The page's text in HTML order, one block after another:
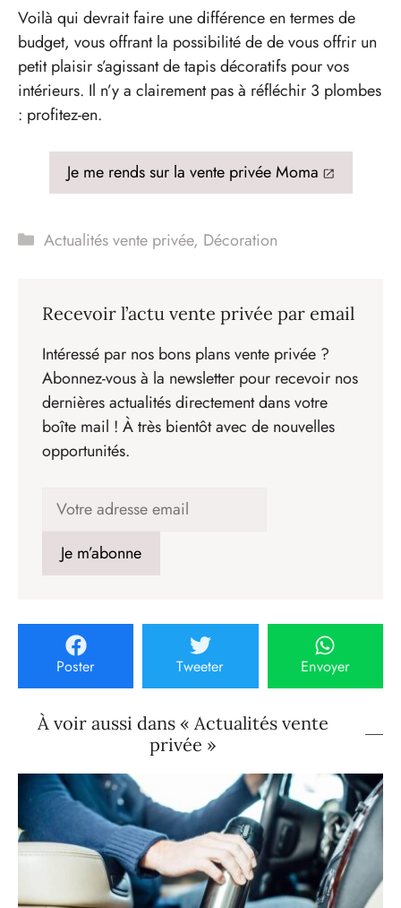
Voilà qui devrait faire une différence en termes de
budget, vous offrant la possibilité de de vous offrir un
petit plaisir s’agissant de tapis décoratifs pour vos
intérieurs. Il n’y a clairement pas à réfléchir 3 plombes
: profitez-en.
Je me rends sur la vente privée Moma
Catégories
Actualités vente privée, Décoration
Recevoir l’actu vente privée par email
Intéressé par nos bons plans vente privée ?
Abonnez-vous à la newsletter pour recevoir nos
dernières actualités directement dans votre
boîte mail ! À très bientôt avec de nouvelles
opportunités.
Poster Tweeter Envoyer
À voir aussi dans « Actualités vente
privée »